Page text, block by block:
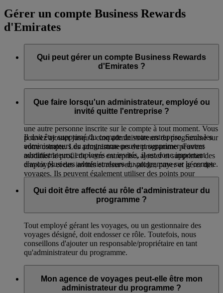
Gérer un compte Business Rewards
d'Emirates
Qui peut gérer un compte Business Rewards
d'Emirates ?
inscrire votre entreprise au programme Business Rewards
d'Emirates. Il s'agit d'un employé de l'entreprise ou d'un
une autre personne inscrite sur le compte à tout moment. Vous
pouvez ajouter jusqu'à cinq administrateurs du programme sur
votre compte. Les administrateurs du programme peuvent
modifier le profil de votre entreprise, ajouter et supprimer des
employés et des invités et réserver, valider, payer et gérer des
voyages. Ils peuvent également utiliser des points pour
Que faire lorsqu'un administrateur, employé ou
invité quitte l'entreprise ?
Il doit être supprimé du compte de votre entreprise. Seuls les
administrateurs du programme peuvent supprimer d'autres
administrateurs, employés ou invités, il est donc important
d'avoir plusieurs administrateurs du programme sur le compte.
Qui doit être affecté au rôle d'administrateur du
programme ?
Tout employé gérant les voyages, ou un gestionnaire des
voyages désigné, doit endosser ce rôle. Toutefois, nous
conseillons d'ajouter un responsable/propriétaire en tant
qu'administrateur du programme.
Mon agence de voyages peut-elle être mon
administrateur du programme ?